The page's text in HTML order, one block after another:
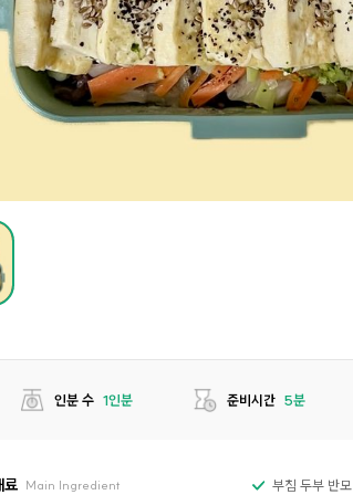
인분 수 1인분 준비시간 5분
료 Main Ingredient 부침 두부 반모